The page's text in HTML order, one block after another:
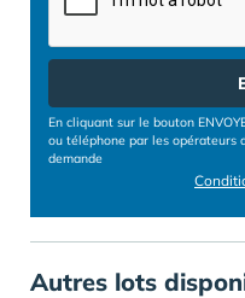
En cliquant sur le bouton
ou téléphone par les opérateurs
demande
Autres lots